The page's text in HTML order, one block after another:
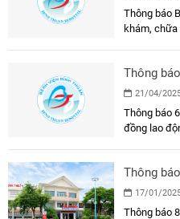
Thông báo
khám, chữa
Thông
dụng hợp
21/04/
Thông báo
đồng lao
Thông
dụng hợp
17/01/
Thông báo